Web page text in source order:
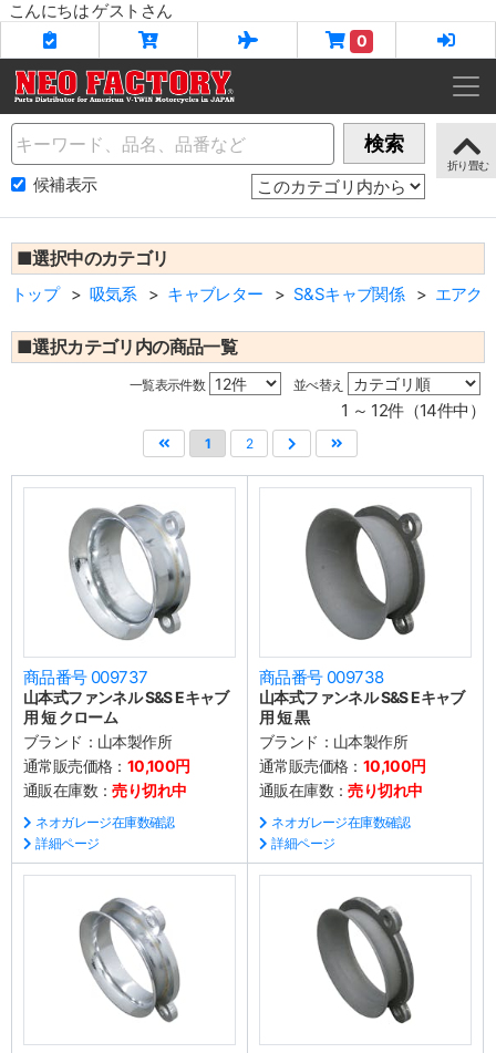
こんにちは ゲストさん
0
Name 検索
候補表示
■選択中のカテゴリ
トップ 吸気系 キャブレター S&Sキャブ関係 エアク
■選択カテゴリ内の商品一覧
一覧表示件数 並べ替え
1 ～ 12件（14件中）
1 2
商品番号 009737
山本式ファンネル S&S Eキャブ
用 短 クローム
ブランド： 山本製作所
通常販売価格： 10,100円
通販在庫数：売り切れ中
ネオガレージ在庫数確認
詳細ページ
商品番号 009738
山本式ファンネル S&S Eキャブ
用 短 黒
ブランド： 山本製作所
通常販売価格： 10,100円
通販在庫数：売り切れ中
ネオガレージ在庫数確認
詳細ページ